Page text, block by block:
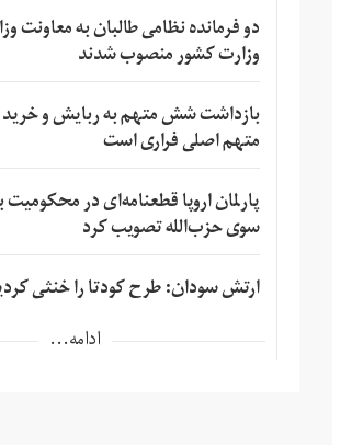
دو فرمانده نظامی طالبان به معاونت
وزارت کشور منصوب شدند
بازداشت شش متهم به ربایش و
متهم اصلی فراری است
پارلمان اروپا قطعنامه‌ای در محکومیت
سوی حزب‌الله تصویب کرد
ارتش سودان: طرح کودتا را خنثی
ادامه...